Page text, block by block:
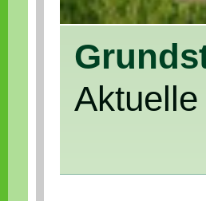
Aktuelle